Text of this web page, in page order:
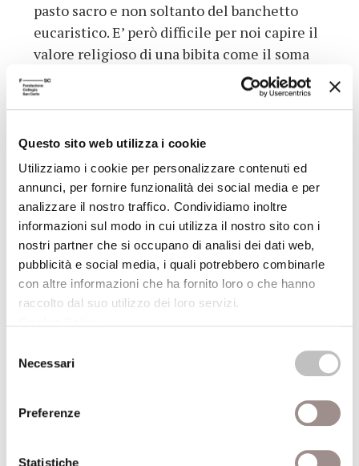
Questo sito web utilizza i cookie
Utilizziamo i cookie per personalizzare contenuti ed
annunci, per fornire funzionalità dei social media e per
analizzare il nostro traffico. Condividiamo inoltre
informazioni sul modo in cui utilizza il nostro sito con i
nostri partner che si occupano di analisi dei dati web,
pubblicità e social media, i quali potrebbero combinarle
con altre informazioni che ha fornito loro o che hanno
raccolto dal suo utilizzo dei loro servizi.
delNecessari
Preferenze
Statistiche
pasto sacro e non soltanto del banchetto
eucaristico. E’ però difficile per noi capire il
valore religioso di una bibita come il soma
degli antichi indù, così come oggi ci è
difficile capire il banchetto degli indiani
pianta allucinogena del peyote, quasi fosse
un sacramento. Per noi tutto quello che è
cibo e bevanda è fatto soltanto di
caratteristiche biologiche e chimiche, si
tratta di allucinogeni o di altre sostanze
chimiche che alterano lo stato di coscienza.
Soltanto del vino non facciamo un’analisi
chimica se non in caso di adulterazione, per
il resto ci limitiamo a dire che è una
vedevano una manifestazione del divino,
una forza soprannaturale, consideravano il
soma, l’haoma come sacramenti di salvezza
e di immortalità così come oggi gli indiani